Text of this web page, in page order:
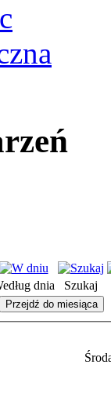
dnia Szukaj
Przejdź do miesiąca